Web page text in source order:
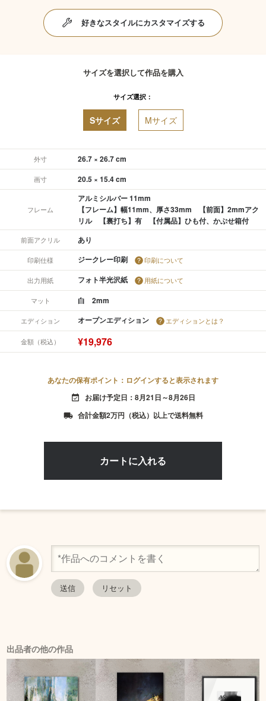
好きなスタイルにカスタマイズする
サイズを選択して作品を購入
サイズ選択：
Sサイズ Mサイズ
外寸 26.7 × 26.7 cm
画寸 20.5 × 15.4 cm
フレーム
アルミシルバー 11mm
【フレーム】幅11mm、厚さ33mm 【前面】2mmアク
リル 【裏打ち】有 【付属品】ひも付、かぶせ箱付
前面アクリル あり
印刷仕様 ジークレー印刷 印刷について
出力用紙 フォト半光沢紙 用紙について
マット 白 2mm
エディション オープンエディション エディションとは？
金額（税込） ¥19,976
あなたの保有ポイント：ログインすると表示されます
event_available お届け予定日：8月21日～8月26日
local_shipping 合計金額2万円（税込）以上で送料無料
出品者の他の作品